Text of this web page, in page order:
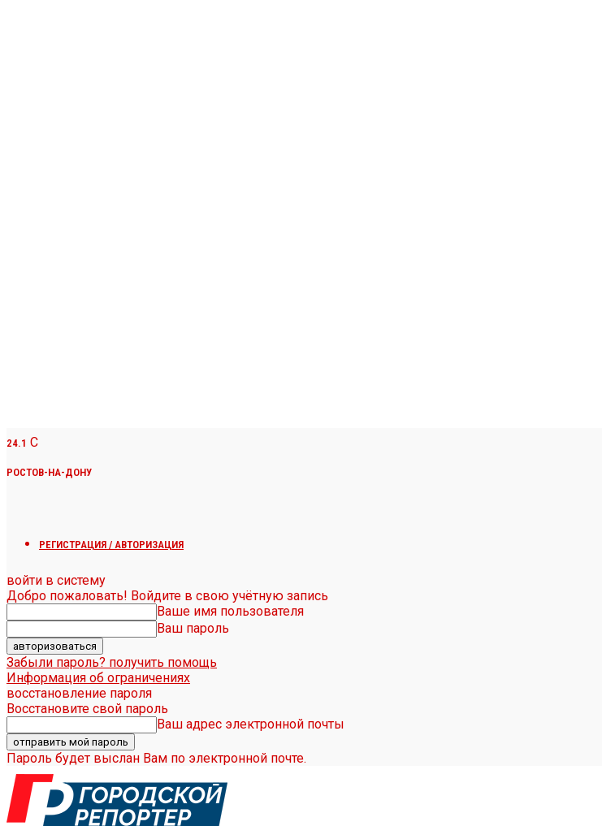
24.1 C
РОСТОВ-НА-ДОНУ
РЕГИСТРАЦИЯ / АВТОРИЗАЦИЯ
войти в систему
Добро пожаловать! Войдите в свою учётную запись
Ваше имя пользователя
Ваш пароль
Забыли пароль? получить помощь
Информация об ограничениях
восстановление пароля
Восстановите свой пароль
Ваш адрес электронной почты
Пароль будет выслан Вам по электронной почте.